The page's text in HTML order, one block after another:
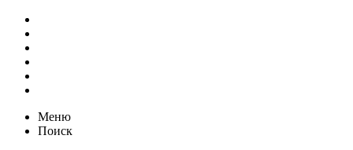
Меню
Поиск